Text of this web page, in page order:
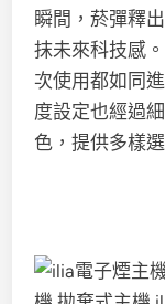
瞬間，菸彈釋
抹未來科技感
次使用都如同
度設定也經過
色，提供多樣